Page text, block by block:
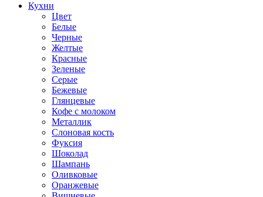
Кухни
Цвет
Белые
Черные
Желтые
Красные
Зеленые
Серые
Бежевые
Глянцевые
Кофе с молоком
Металлик
Слоновая кость
Фуксия
Шоколад
Шампань
Оливковые
Оранжевые